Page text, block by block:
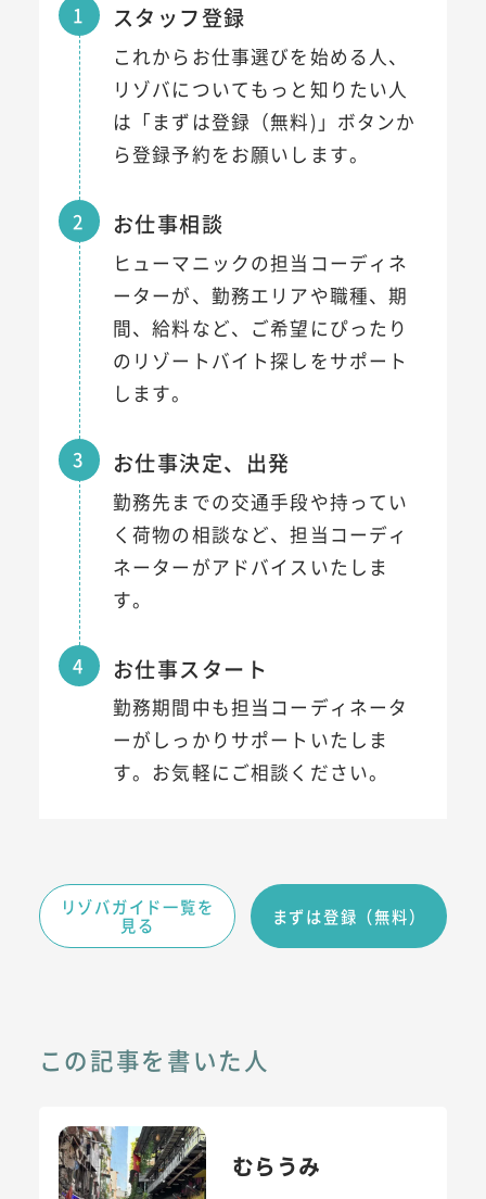
1 スタッフ登録
これからお仕事選びを始める人、
リゾバについてもっと知りたい人
は「まずは登録（無料)」ボタンか
ら登録予約をお願いします。
2 お仕事相談
ヒューマニックの担当コーディネ
ーターが、勤務エリアや職種、期
間、給料など、ご希望にぴったり
のリゾートバイト探しをサポート
します。
3 お仕事決定、出発
勤務先までの交通手段や持ってい
く荷物の相談など、担当コーディ
ネーターがアドバイスいたしま
す。
4 お仕事スタート
勤務期間中も担当コーディネータ
ーがしっかりサポートいたしま
す。お気軽にご相談ください。
リゾバガイド一覧を
見る
まずは登録（無料）
この記事を書いた人
むらうみ